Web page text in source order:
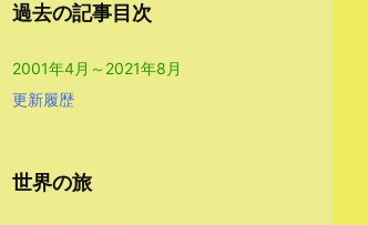
過去の記事目次
2001年4月～2021年8月
更新履歴
世界の旅